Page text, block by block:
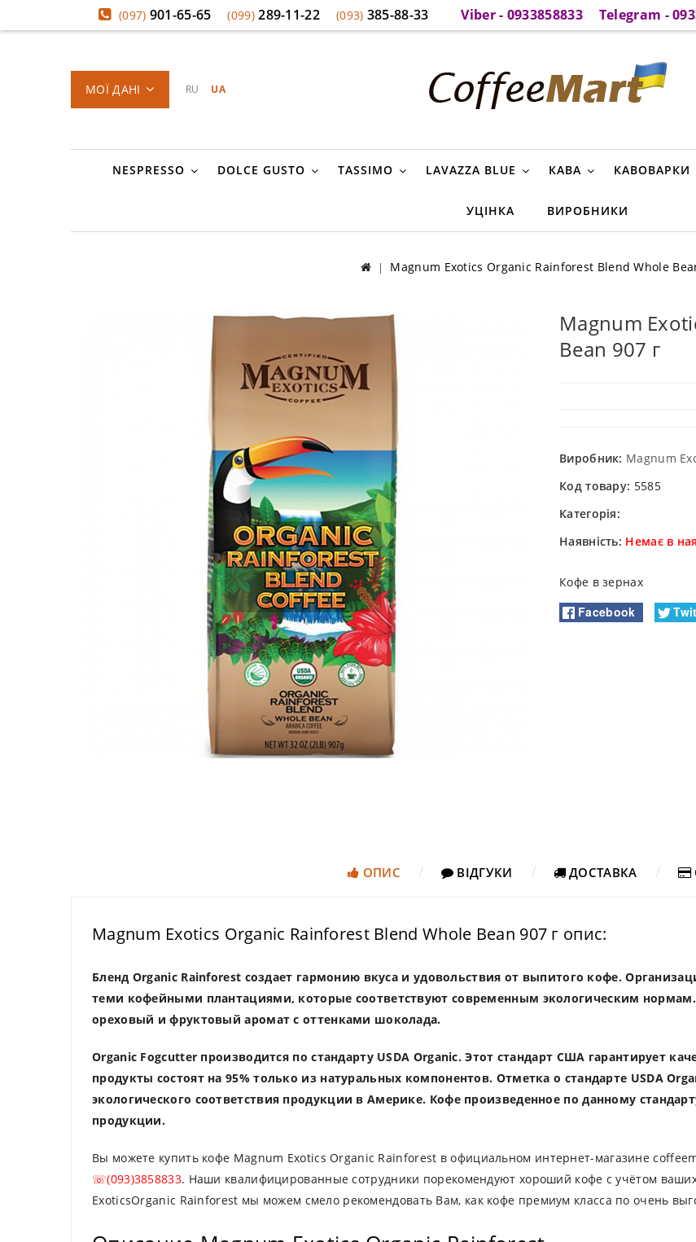
(097) 901-65-65 (099)289-11-22 (093) 385-88-33 Viber - 0933858833 Telegram -
МОЇ ДАНІ RU UA
NESPRESSO DOLCE GUSTO TASSIMO LAVAZZA BLUE КАВА КАВОВАРКИ
УЦІНКА ВИРОБНИКИ
Magnum Exotics Organic Rainforest Blend Whole
Magnum
Bean 907 г
Виробник: Magnum
Код товару: 5585
Категорія:
Наявність: Немає в
Кофе в зернах
Facebook
ОПИС ВІДГУКИ ДОСТАВКА
Magnum Exotics Organic Rainforest Blend Whole Bean 907 г опис:
Бленд Organic Rainforest создает гармонию вкуса и удовольствия от выпитого кофе.
теми кофейными плантациями, которые соответствуют современным экологическим
ореховый и фруктовый аромат с оттенками шоколада.
Organic Fogcutter производится по стандарту USDA Organic. Этот стандарт США гарантирует
продукты состоят на 95% только из натуральных компонентов. Отметка о стандарте USDA
экологического соответствия продукции в Америке. Кофе произведенное по данному
продукции.
Вы можете купить кофе Magnum Exotics Organic Rainforest в официальном интернет-магазине
☏(093)3858833. Наши квалифицированные сотрудники порекомендуют хороший кофе с учётом
ExoticsOrganic Rainforest мы можем смело рекомендовать Вам, как кофе премиум класса по очень